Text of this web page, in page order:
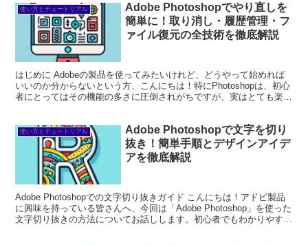
使い方とチュートリアル
Adobe Photoshopでやり直しを
簡単に！取り消し・履歴管理・フ
ァイル復元の全技術を徹底解説
はじめに Adobeの製品を使ってみたいけれど、どうやって始めれば
いいのか分からないという方、こんにちは！特にPhotoshopは、初心
者にとってはその機能の多さに圧倒されがちですが、実はとても楽し
使い方とチュートリアル
Adobe Photoshopで文字を切り
抜き！簡単手順とデザインアイデ
アを徹底解説
Adobe Photoshopでの文字切り抜きガイド こんにちは！アドビ製品
に興味を持っている皆さんへ、今回は「Adobe Photoshop」を使った
文字切り抜きの方法についてお話しします。初心者でもわかりやす